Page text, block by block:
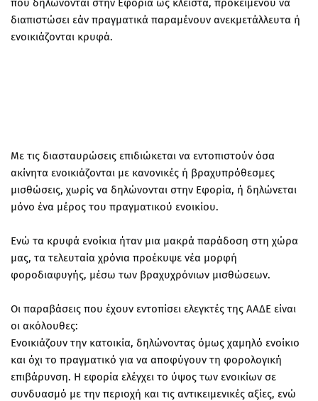
που δηλώνονται στην Εφορία ως κλειστά, προκειμένου να
διαπιστώσει εάν πραγματικά παραμένουν ανεκμετάλλευτα ή
ενοικιάζονται κρυφά.
Με τις διασταυρώσεις επιδιώκεται να εντοπιστούν όσα
ακίνητα ενοικιάζονται με κανονικές ή βραχυπρόθεσμες
μισθώσεις, χωρίς να δηλώνονται στην Εφορία, ή δηλώνεται
μόνο ένα μέρος του πραγματικού ενοικίου.
Ενώ τα κρυφά ενοίκια ήταν μια μακρά παράδοση στη χώρα
μας, τα τελευταία χρόνια προέκυψε νέα μορφή
φοροδιαφυγής, μέσω των βραχυχρόνιων μισθώσεων.
Οι παραβάσεις που έχουν εντοπίσει ελεγκτές της ΑΑΔΕ είναι
οι ακόλουθες:
Ενοικιάζουν την κατοικία, δηλώνοντας όμως χαμηλό ενοίκιο
και όχι το πραγματικό για να αποφύγουν τη φορολογική
επιβάρυνση. Η εφορία ελέγχει το ύψος των ενοικίων σε
συνδυασμό με την περιοχή και τις αντικειμενικές αξίες, ενώ